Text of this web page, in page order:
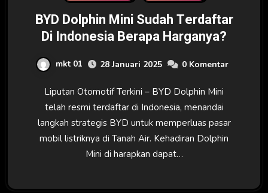
BYD Dolphin Mini Sudah Terdaftar
Di Indonesia Berapa Harganya?
mkt 01 28 Januari 2025 0 Komentar
Liputan Otomotif Terkini – BYD Dolphin Mini
telah resmi terdaftar di Indonesia, menandai
langkah strategis BYD untuk memperluas pasar
mobil listriknya di Tanah Air. Kehadiran Dolphin
Mini di harapkan dapat…